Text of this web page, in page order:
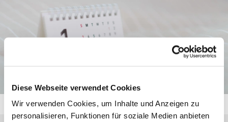
Diese Webseite verwendet Cookies
Wir verwenden Cookies, um Inhalte und Anzeigen zu
personalisieren, Funktionen für soziale Medien anbieten